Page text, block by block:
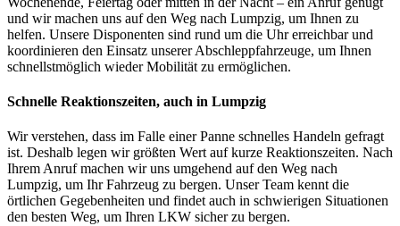
und wir machen uns auf den Weg nach Lumpzig, um Ihnen zu
helfen. Unsere Disponenten sind rund um die Uhr erreichbar und
koordinieren den Einsatz unserer Abschleppfahrzeuge, um Ihnen
schnellstmöglich wieder Mobilität zu ermöglichen.
Schnelle Reaktionszeiten, auch in Lumpzig
Wir verstehen, dass im Falle einer Panne schnelles Handeln gefragt
ist. Deshalb legen wir größten Wert auf kurze Reaktionszeiten. Nach
Ihrem Anruf machen wir uns umgehend auf den Weg nach
Lumpzig, um Ihr Fahrzeug zu bergen. Unser Team kennt die
örtlichen Gegebenheiten und findet auch in schwierigen Situationen
den besten Weg, um Ihren LKW sicher zu bergen.